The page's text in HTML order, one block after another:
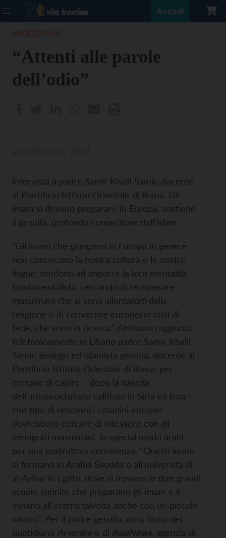
Accedi
“Attenti alle parole
dell’odio”
Intervista a padre Samir Khalil Samir, docente
al Pontificio Istituto Orientale di Roma. Gli
imam si devono preparare in Europa, sostiene
il gesuita, profondo conoscitore dell’islam
“Gli imam che giungono in Europa in genere
non conoscono la nostra cultura e le nostre
lingue, tendono ad imporre la loro mentalità
fondamentalista, cercando di recuperare
musulmani che si sono allontanati dalla
religione o di convertire europei in crisi di
fede, che sono in ricerca”. Abbiamo raggiunto
telefonicamente in Libano padre Samir Khalil
Samir, teologo ed islamista gesuita, docente al
Pontificio Istituto Orientale di Roma, per
cercare di capire – dopo la nascita
dell'autoproclamato califfato in Siria ed Iraq –
che tipo di relazioni i cittadini europei
dovrebbero cercare di intessere con gli
immigrati musulmani, in special modo arabi,
per una costruttiva convivenza. “Questi imam
si formano in Arabia Saudita o all'università di
al-Azhar in Egitto, dove si trovano le due grandi
scuole sunnite che preparano gli imam e li
inviano all'estero talvolta anche con un piccolo
salario”. Per il padre gesuita, nota firma del
quotidiano Avvenire e di AsiaNews , agenzia di